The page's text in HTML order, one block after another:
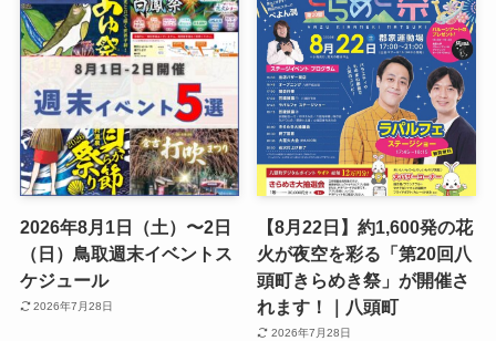
2026年8月1日（土）〜2日
（日）鳥取週末イベントス
ケジュール
2026年7月28日
【8月22日】約1,600発の花
火が夜空を彩る「第20回八
頭町きらめき祭」が開催さ
れます！｜八頭町
2026年7月28日